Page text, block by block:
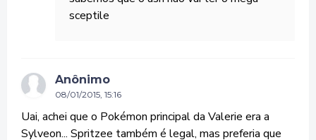
sceptile
Anônimo
08/01/2015, 15:16
Uai, achei que o Pokémon principal da Valerie era a
Sylveon... Spritzee também é legal, mas preferia que